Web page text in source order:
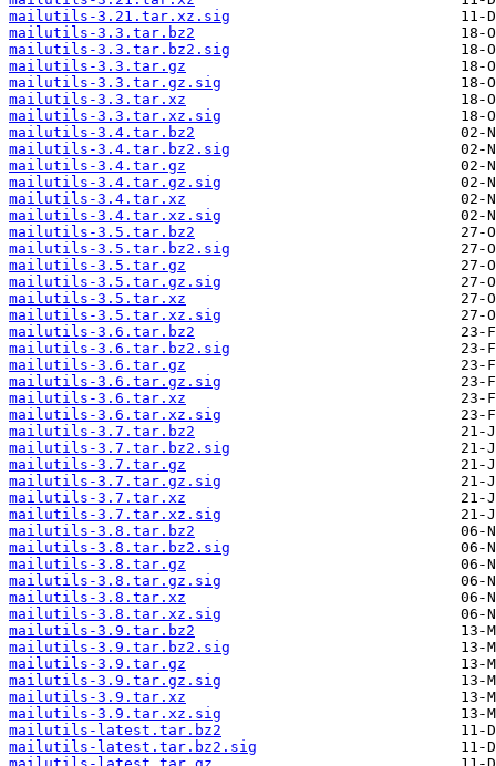
mailutils-3.21.tar.xz.sig
mailutils-3.3.tar.bz2
mailutils-3.3.tar.bz2.sig
mailutils-3.3.tar.gz
mailutils-3.3.tar.gz.sig
mailutils-3.3.tar.xz
mailutils-3.3.tar.xz.sig
mailutils-3.4.tar.bz2
mailutils-3.4.tar.bz2.sig
mailutils-3.4.tar.gz
mailutils-3.4.tar.gz.sig
mailutils-3.4.tar.xz
mailutils-3.4.tar.xz.sig
mailutils-3.5.tar.bz2
mailutils-3.5.tar.bz2.sig
mailutils-3.5.tar.gz
mailutils-3.5.tar.gz.sig
mailutils-3.5.tar.xz
mailutils-3.5.tar.xz.sig
mailutils-3.6.tar.bz2
mailutils-3.6.tar.bz2.sig
mailutils-3.6.tar.gz
mailutils-3.6.tar.gz.sig
mailutils-3.6.tar.xz
mailutils-3.6.tar.xz.sig
mailutils-3.7.tar.bz2
mailutils-3.7.tar.bz2.sig
mailutils-3.7.tar.gz
mailutils-3.7.tar.gz.sig
mailutils-3.7.tar.xz
mailutils-3.7.tar.xz.sig
mailutils-3.8.tar.bz2
mailutils-3.8.tar.bz2.sig
mailutils-3.8.tar.gz
mailutils-3.8.tar.gz.sig
mailutils-3.8.tar.xz
mailutils-3.8.tar.xz.sig
mailutils-3.9.tar.bz2
mailutils-3.9.tar.bz2.sig
mailutils-3.9.tar.gz
mailutils-3.9.tar.gz.sig
mailutils-3.9.tar.xz
mailutils-3.9.tar.xz.sig
mailutils-latest.tar.bz2
mailutils-latest.tar.bz2.sig